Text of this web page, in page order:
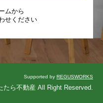
ムから
せください
Supported by REGUSWORKS
たら不動産 All Right Reserved.